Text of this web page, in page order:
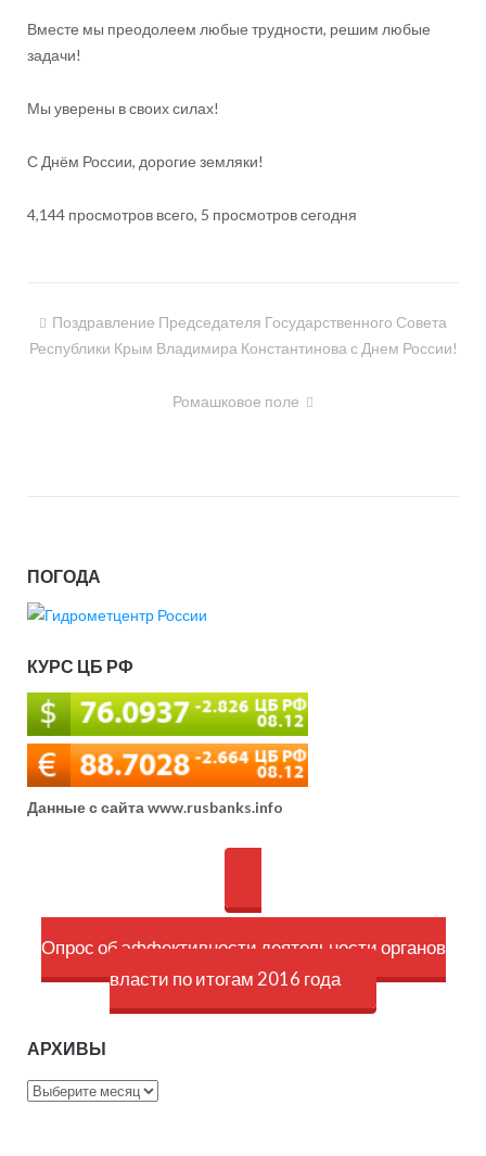
Вместе мы преодолеем любые трудности, решим любые
задачи!
Мы уверены в своих силах!
С Днём России, дорогие земляки!
4,144 просмотров всего, 5 просмотров сегодня
Навигация
Поздравление Председателя Государственного Совета
Республики Крым Владимира Константинова с Днем России!
Ромашковое поле
ПОГОДА
КУРС ЦБ РФ
Данные с сайта www.rusbanks.info
Опрос об эффективности деятельности органов
власти по итогам 2016 года
АРХИВЫ
Архивы